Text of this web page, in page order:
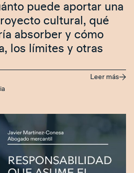
puede aportar una
cultural, qué
absorber y cómo
los límites y otras
Leer más